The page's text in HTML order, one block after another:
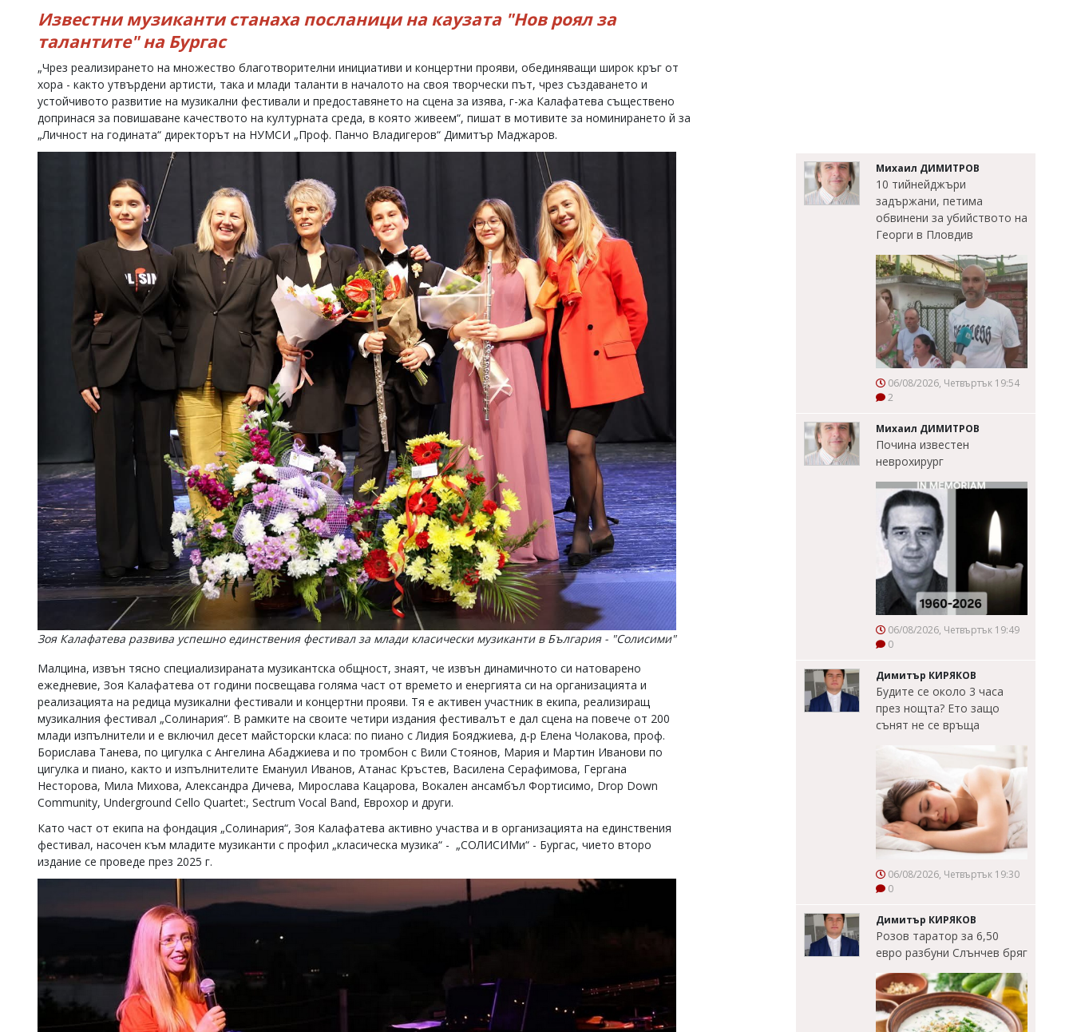
Известни музиканти станаха посланици на каузата "Нов роял за
талантите" на Бургас
„Чрез реализирането на множество благотворителни инициативи и концертни прояви, обединяващи широк кръг от
хора - както утвърдени артисти, така и млади таланти в началото на своя творчески път, чрез създаването и
устойчивото развитие на музикални фестивали и предоставянето на сцена за изява, г-жа Калафатева съществено
допринася за повишаване качеството на културната среда, в която живеем“, пишат в мотивите за номинирането й за
„Личност на годината“ директорът на НУМСИ „Проф. Панчо Владигеров“ Димитър Маджаров.
Зоя Калафатева развива успешно единствения фестивал за млади класически музиканти в България - "Солисими"
Малцина, извън тясно специализираната музикантска общност, знаят, че извън динамичното си натоварено
ежедневие, Зоя Калафатева от години посвещава голяма част от времето и енергията си на организацията и
реализацията на редица музикални фестивали и концертни прояви. Тя е активен участник в екипа, реализиращ
музикалния фестивал „Солинария“. В рамките на своите четири издания фестивалът е дал сцена на повече от 200
млади изпълнители и е включил десет майсторски класа: по пиано с Лидия Бояджиева, д-р Елена Чолакова, проф.
Борислава Танева, по цигулка с Ангелина Абаджиева и по тромбон с Вили Стоянов, Мария и Мартин Иванови по
цигулка и пиано, както и изпълнителите Емануил Иванов, Атанас Кръстев, Василена Серафимова, Гергана
Несторова, Мила Михова, Александра Дичева, Мирослава Кацарова, Вокален ансамбъл Фортисимо, Drop Down
Community, Underground Cello Quartet:, Sectrum Vocal Band, Еврохор и други.
Като част от екипа на фондация „Солинария“, Зоя Калафатева активно участва и в организацията на единствения
фестивал, насочен към младите музиканти с профил „класическа музика“ - „СОЛИСИМи“ - Бургас, чието второ
издание се проведе през 2025 г.
Михаил ДИМИТРОВ
10 тийнейджъри
задържани, петима
обвинени за убийството на
Георги в Пловдив
06/08/2026, Четвъртък 19:54
2
Михаил ДИМИТРОВ
Почина известен
неврохирург
06/08/2026, Четвъртък 19:49
0
Димитър КИРЯКОВ
Будите се около 3 часа
през нощта? Ето защо
сънят не се връща
06/08/2026, Четвъртък 19:30
0
Димитър КИРЯКОВ
Розов таратор за 6,50
евро разбуни Слънчев бряг